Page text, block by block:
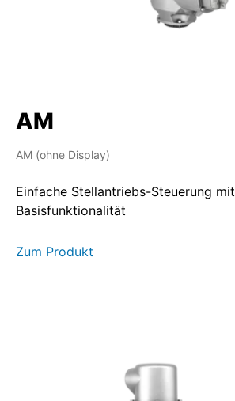
AM
AM (ohne Display)
Einfache Stellantriebs-Steuerung mit
Basisfunktionalität
Zum Produkt